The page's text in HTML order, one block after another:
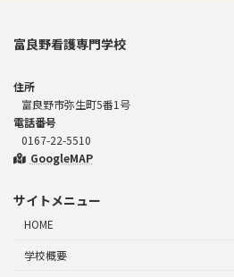
富良野看護専門学校
住所
富良野市弥生町5番1号
電話番号
0167-22-5510
GoogleMAP
サイトメニュー
HOME
学校概要